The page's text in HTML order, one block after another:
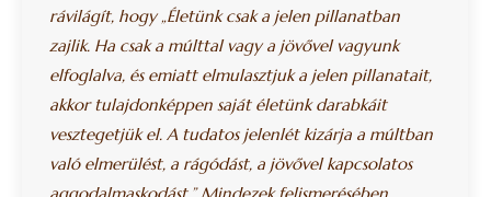
rávilágít, hogy „Életünk csak a jelen pillanatban
zajlik. Ha csak a múlttal vagy a jövővel vagyunk
elfoglalva, és emiatt elmulasztjuk a jelen pillanatait,
akkor tulajdonképpen saját életünk darabkáit
vesztegetjük el. A tudatos jelenlét kizárja a múltban
való elmerülést, a rágódást, a jövővel kapcsolatos